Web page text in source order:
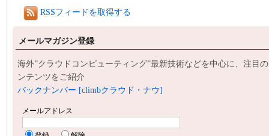
RSSフィードを取得する
メールマガジン登録
海外”クラウドコンピューティング”最新技術などを中心に、注目
ンテンツをご紹介
バックナンバー [climbクラウド・ナウ]